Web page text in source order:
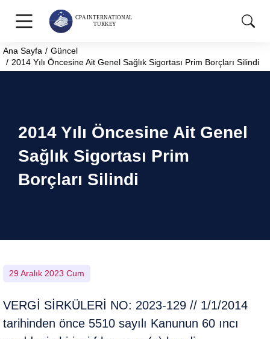
You are here:
Ana Sayfa
Güncel
2014 Yılı Öncesine Ait Genel Sağlık Sigortası Prim Borçları Silindi
2014 Yılı Öncesine Ait Genel
Sağlık Sigortası Prim
Borçları Silindi
29 Aralık 2023 Cum
VERGİ SİRKÜLERİ NO: 2023-129 // 1/1/2014
tarihinden önce 5510 sayılı Kanunun 60 ıncı